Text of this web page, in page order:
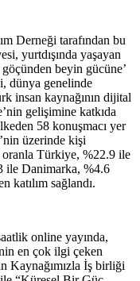
Derneği tarafından bu
yurtdışında yaşayan
beyin gücüne’
dünya genelinde
insan kaynağının dijital
gelişimine katkıda
58 konuşmacı yer
üzerinde kişi
oranla Türkiye, %22.9 ile
ile Danimarka, %4.6
sağlandı.
online yayında,
en çok ilgi çeken
Kaynağımızla İş birliği